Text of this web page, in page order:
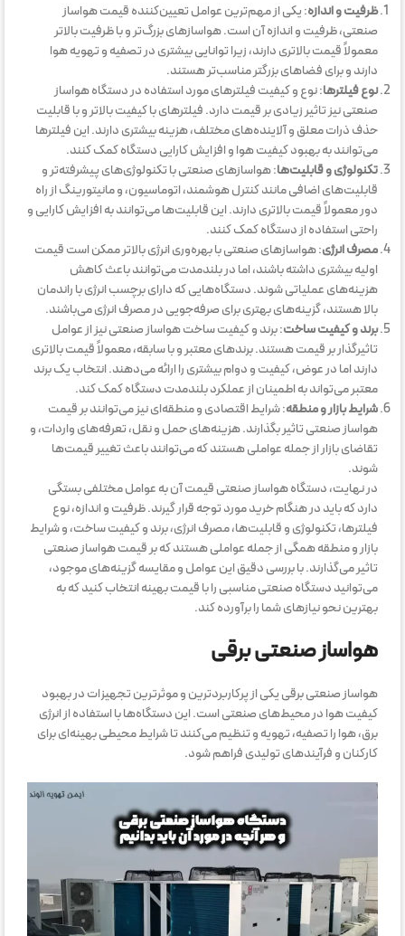
ظرفیت و اندازه: یکی از مهم‌ترین عوامل تعیین‌کننده قیمت هواساز
صنعتی، ظرفیت و اندازه آن است. هواسازهای بزرگ‌تر و با ظرفیت بالاتر
معمولاً قیمت بالاتری دارند، زیرا توانایی بیشتری در تصفیه و تهویه هوا
دارند و برای فضاهای بزرگتر مناسب‌تر هستند.
نوع فیلترها: نوع و کیفیت فیلترهای مورد استفاده در دستگاه هواساز
صنعتی نیز تاثیر زیادی بر قیمت دارد. فیلترهای با کیفیت بالاتر و با قابلیت
حذف ذرات معلق و آلاینده‌های مختلف، هزینه بیشتری دارند. این فیلترها
می‌توانند به بهبود کیفیت هوا و افزایش کارایی دستگاه کمک کنند.
تکنولوژی و قابلیت‌ها: هواسازهای صنعتی با تکنولوژی‌های پیشرفته‌تر و
قابلیت‌های اضافی مانند کنترل هوشمند، اتوماسیون، و مانیتورینگ از راه
دور معمولاً قیمت بالاتری دارند. این قابلیت‌ها می‌توانند به افزایش کارایی و
راحتی استفاده از دستگاه کمک کنند.
مصرف انرژی: هواسازهای صنعتی با بهره‌وری انرژی بالاتر ممکن است قیمت
اولیه بیشتری داشته باشند، اما در بلندمدت می‌توانند باعث کاهش
هزینه‌های عملیاتی شوند. دستگاه‌هایی که دارای برچسب انرژی با راندمان
بالا هستند، گزینه‌های بهتری برای صرفه‌جویی در مصرف انرژی می‌باشند.
برند و کیفیت ساخت: برند و کیفیت ساخت هواساز صنعتی نیز از عوامل
تاثیرگذار بر قیمت هستند. برندهای معتبر و با سابقه، معمولاً قیمت بالاتری
دارند اما در عوض، کیفیت و دوام بیشتری را ارائه می‌دهند. انتخاب یک برند
معتبر می‌تواند به اطمینان از عملکرد بلندمدت دستگاه کمک کند.
شرایط بازار و منطقه: شرایط اقتصادی و منطقه‌ای نیز می‌توانند بر قیمت
هواساز صنعتی تاثیر بگذارند. هزینه‌های حمل و نقل، تعرفه‌های واردات، و
تقاضای بازار از جمله عواملی هستند که می‌توانند باعث تغییر قیمت‌ها
شوند.
در نهایت، دستگاه هواساز صنعتی قیمت آن به عوامل مختلفی بستگی
دارد که باید در هنگام خرید مورد توجه قرار گیرند. ظرفیت و اندازه، نوع
فیلترها، تکنولوژی و قابلیت‌ها، مصرف انرژی، برند و کیفیت ساخت، و شرایط
بازار و منطقه همگی از جمله عواملی هستند که بر قیمت هواساز صنعتی
تاثیر می‌گذارند. با بررسی دقیق این عوامل و مقایسه گزینه‌های موجود،
می‌توانید دستگاه صنعتی مناسبی را با قیمت بهینه انتخاب کنید که به
بهترین نحو نیازهای شما را برآورده کند.
هواساز صنعتی برقی
هواساز صنعتی برقی یکی از پرکاربردترین و موثرترین تجهیزات در بهبود
کیفیت هوا در محیط‌های صنعتی است. این دستگاه‌ها با استفاده از انرژی
برق، هوا را تصفیه، تهویه و تنظیم می‌کنند تا شرایط محیطی بهینه‌ای برای
کارکنان و فرآیندهای تولیدی فراهم شود.